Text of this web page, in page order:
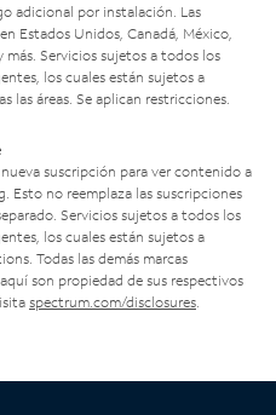
adicional por instalación. Las
Estados Unidos, Canadá, México,
más. Servicios sujetos a todos los
los cuales están sujetos a
las áreas. Se aplican restricciones.
suscripción para ver contenido a
Esto no reemplaza las suscripciones
Servicios sujetos a todos los
los cuales están sujetos a
Todas las demás marcas
son propiedad de sus respectivos
spectrum.com/disclosures